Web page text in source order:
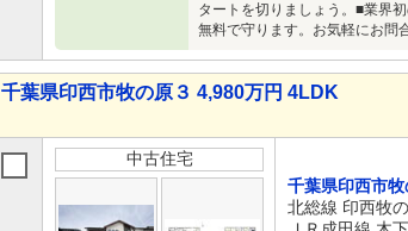
タートを切りましょう。■業界
無料で守ります。お気軽にお問
千葉県印西市牧の原３ 4,980万円 4LDK
中古住宅
千葉県印西市牧
北総線 印西牧